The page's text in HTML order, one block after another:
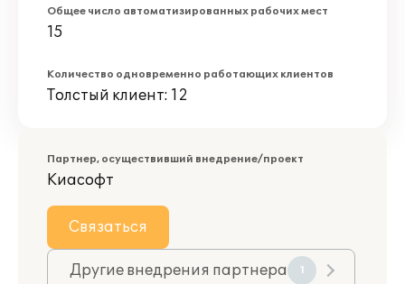
Общее число автоматизированных рабочих мест
15
Количество одновременно работающих клиентов
Толстый клиент: 12
Партнер, осуществивший внедрение/проект
Киасофт
Связаться
Другие внедрения партнера 1